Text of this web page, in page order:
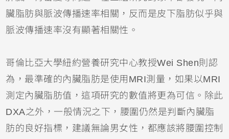
臟脂肪與脈波傳播速率相關，反而是皮下脂肪似乎與
脈波傳播速率沒有顯著相關性。
哥倫比亞大學紐約營養研究中心教授Wei Shen則認
為，最準確的內臟脂肪是使用MRI測量，如果以MRI
測定內臟脂肪值，這項研究的數值將更為可信。除此
DXA之外，一般情況之下，腰圍仍然是判斷內臟脂
肪的良好指標，建議無論男女性，都應該將腰圍控制